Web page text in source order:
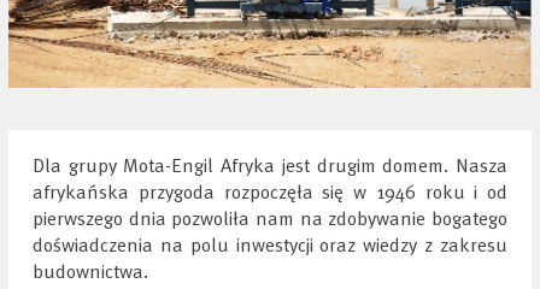
Dla grupy Mota-Engil Afryka jest drugim domem. Nasza
afrykańska przygoda rozpoczęła się w 1946 roku i od
pierwszego dnia pozwoliła nam na zdobywanie bogatego
doświadczenia na polu inwestycji oraz wiedzy z zakresu
budownictwa.